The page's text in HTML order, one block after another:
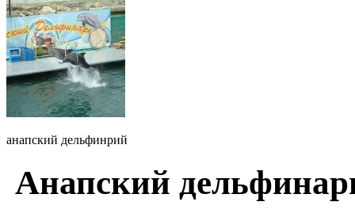
анапский дельфинрий
Анапский